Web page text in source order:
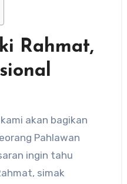
Rahmat,
Pahlawan
ingin tahu
simak